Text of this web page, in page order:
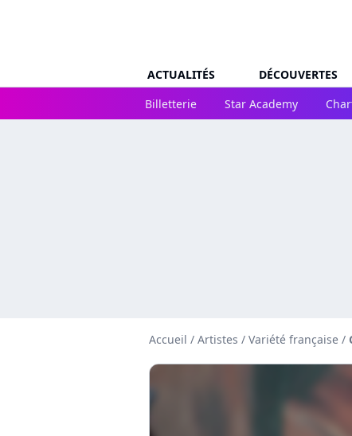
ACTUALITÉS DÉCOUVERTES
Billetterie
Star Academy
Accueil / Artistes / Variété française /